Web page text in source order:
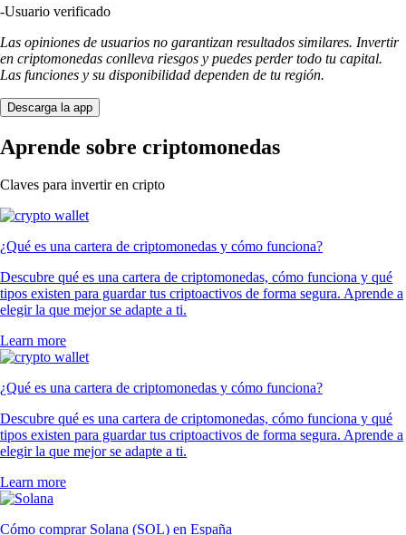
-Usuario verificado
Las opiniones de usuarios no garantizan resultados similares. Invertir
en criptomonedas conlleva riesgos y puedes perder todo tu capital.
Las funciones y su disponibilidad dependen de tu región.
Descarga la app
Aprende sobre criptomonedas
Claves para invertir en cripto
¿Qué es una cartera de criptomonedas y cómo funciona?
Descubre qué es una cartera de criptomonedas, cómo funciona y qué
tipos existen para guardar tus criptoactivos de forma segura. Aprende a
elegir la que mejor se adapte a ti.
Learn more
¿Qué es una cartera de criptomonedas y cómo funciona?
Descubre qué es una cartera de criptomonedas, cómo funciona y qué
tipos existen para guardar tus criptoactivos de forma segura. Aprende a
elegir la que mejor se adapte a ti.
Learn more
Cómo comprar Solana (SOL) en España